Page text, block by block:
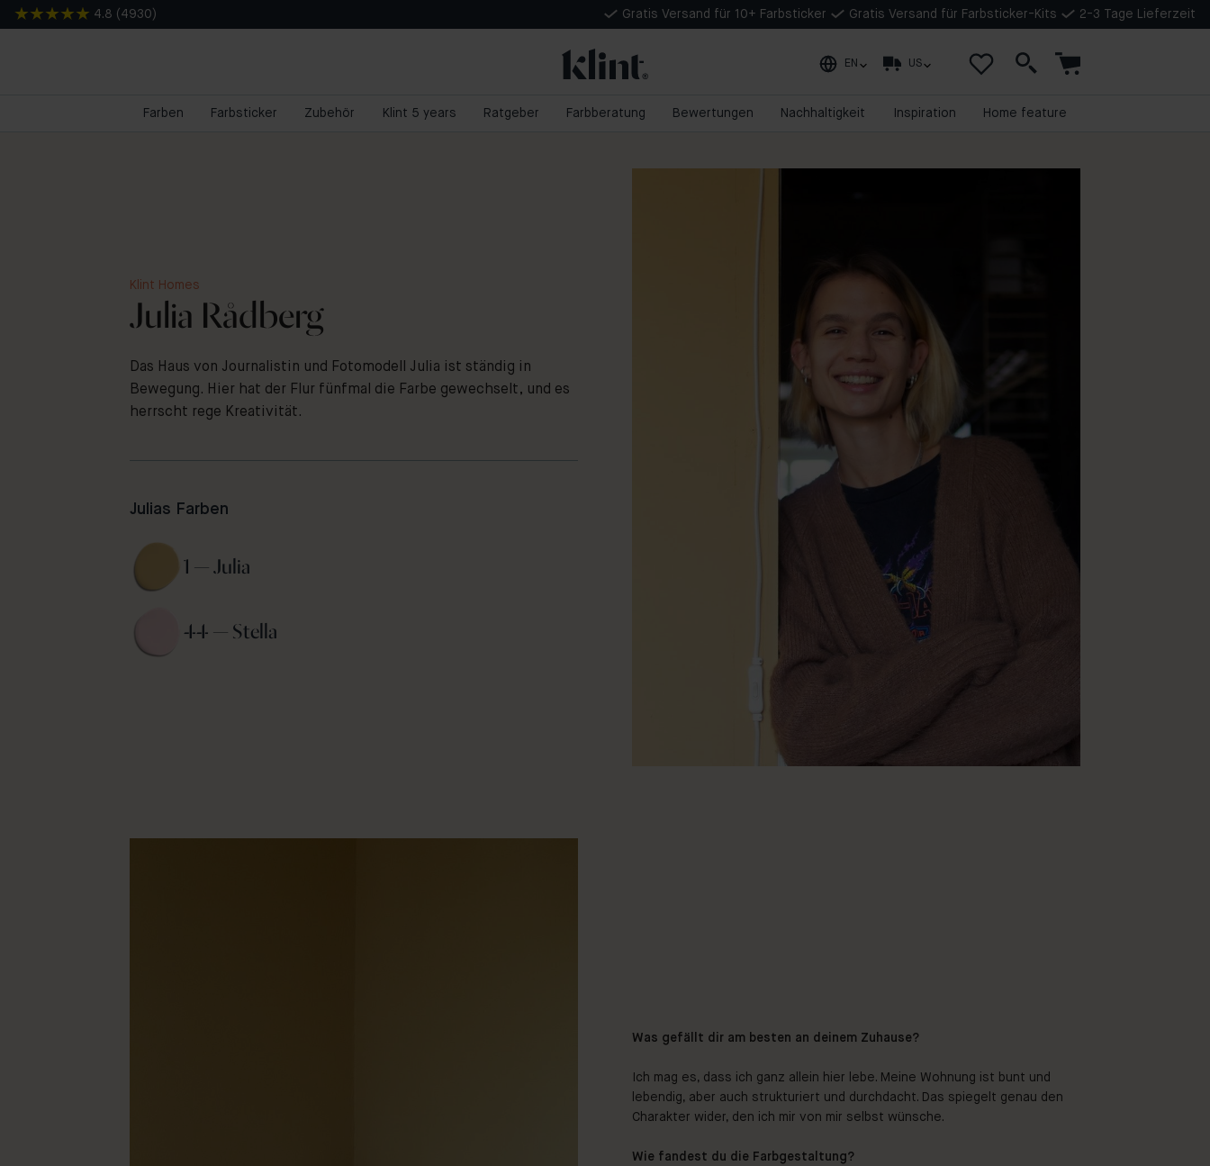
4.8 ( 4930 ) Gratis Versand für 10+ Farbsticker Gratis Versand für Farbsticker-Kits 2-3 Tage Lieferzeit
EN US
Farben Farbsticker Zubehör Klint 5 years Ratgeber Farbberatung Bewertungen Nachhaltigkeit Inspiration Home feature
Klint Homes
Julia Rådberg
Das Haus von Journalistin und Fotomodell Julia ist ständig in
Bewegung. Hier hat der Flur fünfmal die Farbe gewechselt, und es
herrscht rege Kreativität.
Julias Farben
1 — Julia
44 — Stella
Was gefällt dir am besten an deinem Zuhause?
Ich mag es, dass ich ganz allein hier lebe. Meine Wohnung ist bunt und
lebendig, aber auch strukturiert und durchdacht. Das spiegelt genau den
Charakter wider, den ich mir von mir selbst wünsche.
Wie fandest du die Farbgestaltung?